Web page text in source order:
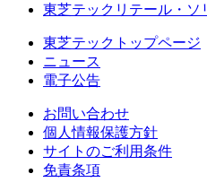
東芝テックリテール・ソ
東芝テックトップページ
ニュース
電子公告
お問い合わせ
個人情報保護方針
サイトのご利用条件
免責条項